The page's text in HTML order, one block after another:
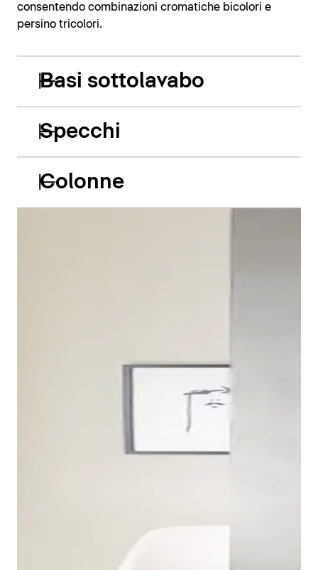
consentendo combinazioni cromatiche bicolori e
persino tricolori.
Basi sottolavabo
Specchi
Colonne